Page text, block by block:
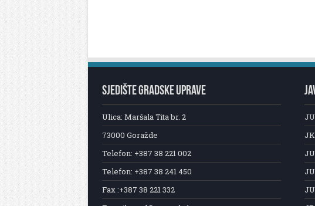
SJEDIŠTE GRADSKE UPRAVE
Ulica: Maršala Tita br. 2
73000 Goražde
Telefon: +387 38 221 002
Telefon: +387 38 241 450
Fax :+387 38 221 332